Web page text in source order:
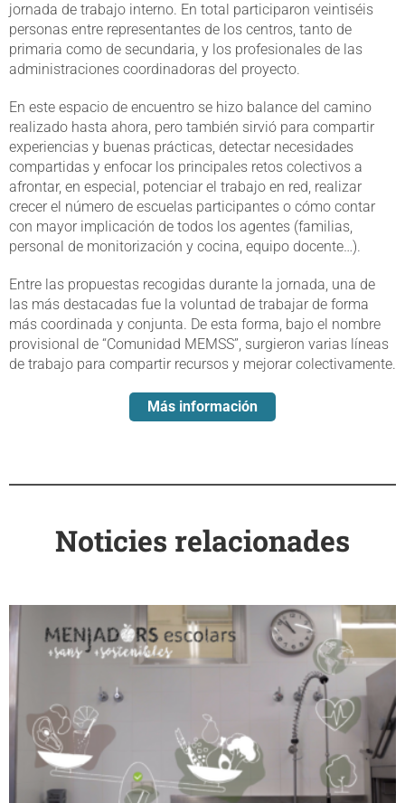
jornada de trabajo interno. En total participaron veintiséis
personas entre representantes de los centros, tanto de
primaria como de secundaria, y los profesionales de las
administraciones coordinadoras del proyecto.
En este espacio de encuentro se hizo balance del camino
realizado hasta ahora, pero también sirvió para compartir
experiencias y buenas prácticas, detectar necesidades
compartidas y enfocar los principales retos colectivos a
afrontar, en especial, potenciar el trabajo en red, realizar
crecer el número de escuelas participantes o cómo contar
con mayor implicación de todos los agentes (familias,
personal de monitorización y cocina, equipo docente…).
Entre las propuestas recogidas durante la jornada, una de
las más destacadas fue la voluntad de trabajar de forma
más coordinada y conjunta. De esta forma, bajo el nombre
provisional de “Comunidad MEMSS”, surgieron varias líneas
de trabajo para compartir recursos y mejorar colectivamente.
Más información
Noticies relacionades